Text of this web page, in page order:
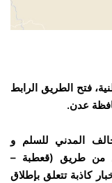
فتح الطريق الرابط
عدن.
المدني للسلم و
من طريق (قعطبة –
كاذبة تتعلق بإطلاق